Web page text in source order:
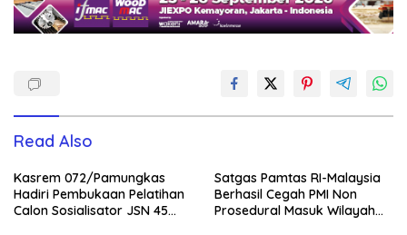
Read Also
Kasrem 072/Pamungkas
Hadiri Pembukaan Pelatihan
Calon Sosialisator JSN 45
Satgas Pamtas RI-Malaysia
Berhasil Cegah PMI Non
Prosedural Masuk Wilayah